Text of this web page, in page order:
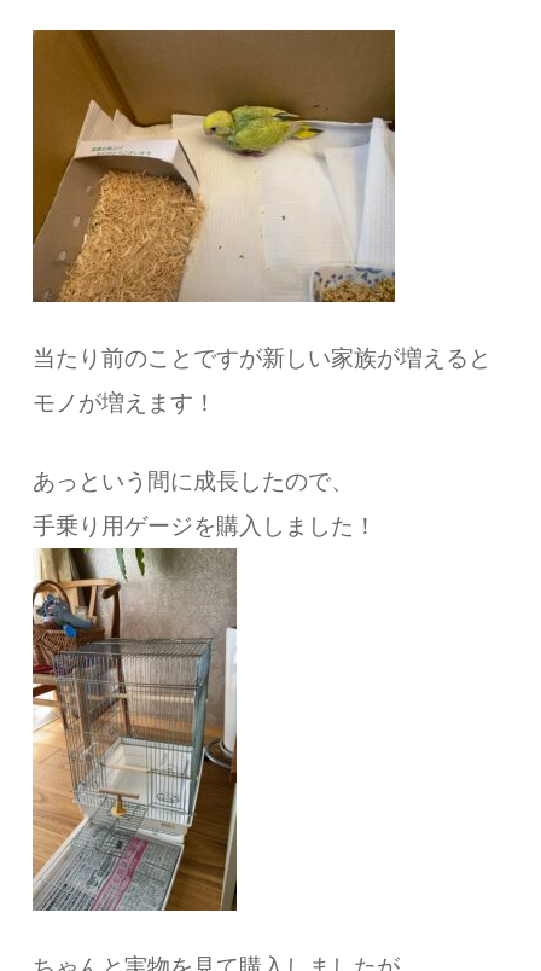
当たり前のことですが新しい家族が増えると
モノが増えます！
あっという間に成長したので、
手乗り用ゲージを購入しました！